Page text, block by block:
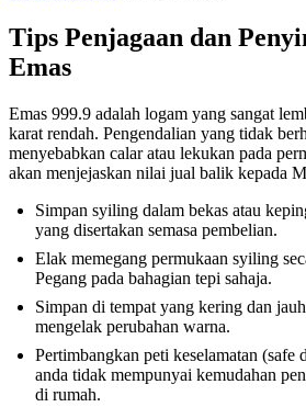
Tips Penjagaan dan
Emas
Emas 999.9 adalah logam yang sangat
karat rendah. Pengendalian yang tidak
menyebabkan calar atau lekukan pada
akan menjejaskan nilai jual balik kepada
Simpan syiling dalam bekas atau
yang disertakan semasa pembelian.
Elak memegang permukaan syiling
Pegang pada bahagian tepi sahaja.
Simpan di tempat yang kering dan
mengelak perubahan warna.
Pertimbangkan peti keselamatan
anda tidak mempunyai kemudahan
di rumah.